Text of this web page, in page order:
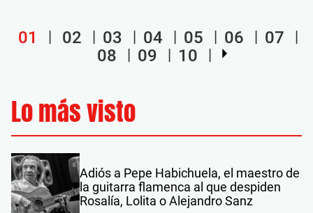
01 02 03 04 05 06
07
08
09 10
Lo más visto
Adiós a Pepe Habichuela, el maestro de
la guitarra flamenca al que despiden
Rosalía, Lolita o Alejandro Sanz